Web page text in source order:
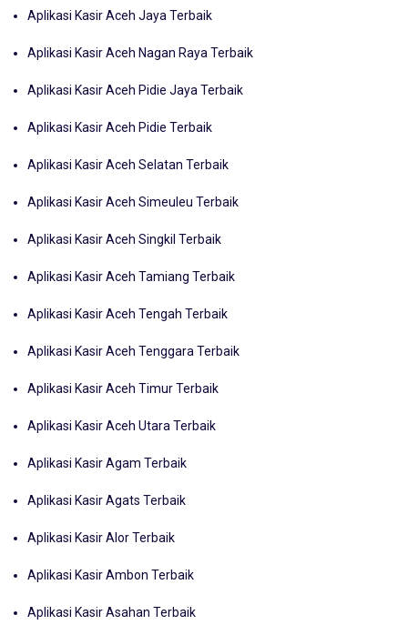
Aplikasi Kasir Aceh Jaya Terbaik
Aplikasi Kasir Aceh Nagan Raya Terbaik
Aplikasi Kasir Aceh Pidie Jaya Terbaik
Aplikasi Kasir Aceh Pidie Terbaik
Aplikasi Kasir Aceh Selatan Terbaik
Aplikasi Kasir Aceh Simeuleu Terbaik
Aplikasi Kasir Aceh Singkil Terbaik
Aplikasi Kasir Aceh Tamiang Terbaik
Aplikasi Kasir Aceh Tengah Terbaik
Aplikasi Kasir Aceh Tenggara Terbaik
Aplikasi Kasir Aceh Timur Terbaik
Aplikasi Kasir Aceh Utara Terbaik
Aplikasi Kasir Agam Terbaik
Aplikasi Kasir Agats Terbaik
Aplikasi Kasir Alor Terbaik
Aplikasi Kasir Ambon Terbaik
Aplikasi Kasir Asahan Terbaik